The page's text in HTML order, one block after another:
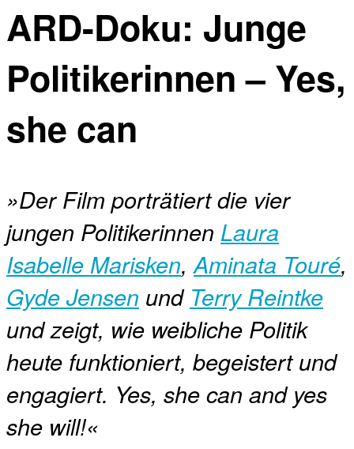
ARD-Doku: Junge
Politikerinnen – Yes,
she can
»Der Film porträtiert die vier
jungen Politikerinnen Laura
Isabelle Marisken,Aminata Touré,
Gyde Jensen und Terry Reintke
und zeigt, wie weibliche Politik
heute funktioniert, begeistert und
engagiert. Yes, she can and yes
she will!«